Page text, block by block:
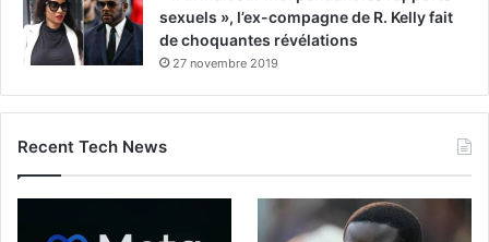
sexuels », l’ex-compagne de R. Kelly fait
de choquantes révélations
27 novembre 2019
Recent Tech News